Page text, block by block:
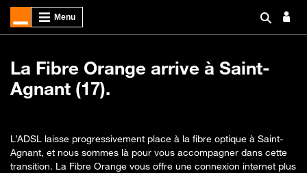
La Fibre Orange arrive à Saint-
Agnant (17).
L’ADSL laisse progressivement place à la fibre optique à Saint-
Agnant, et nous sommes là pour vous accompagner dans cette
transition. La Fibre Orange vous offre une connexion internet plus